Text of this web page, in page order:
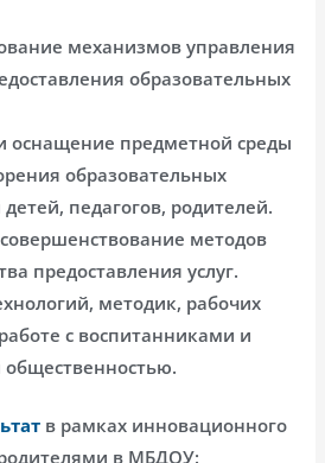
механизмов управления
образовательных
оснащение предметной среды
образовательных
педагогов, родителей.
методов
предоставления услуг.
методик, рабочих
с воспитанниками и
общественностью.
в рамках инновационного
в МБДОУ: